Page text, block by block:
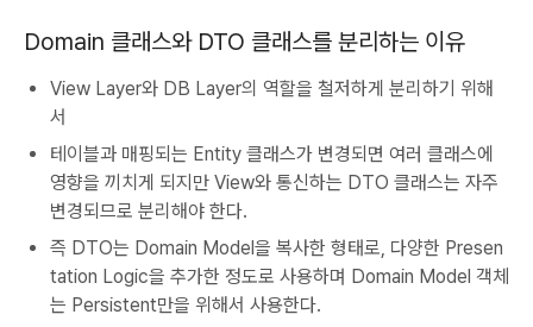
Domain 클래스와 DTO 클래스를 분리하는 이유
View Layer와 DB Layer의 역할을 철저하게 분리하기 위해
서
테이블과 매핑되는 Entity 클래스가 변경되면 여러 클래스에
영향을 끼치게 되지만 View와 통신하는 DTO 클래스는 자주
변경되므로 분리해야 한다.
즉 DTO는 Domain Model을 복사한 형태로, 다양한 Presen
tation Logic을 추가한 정도로 사용하며 Domain Model 객체
는 Persistent만을 위해서 사용한다.